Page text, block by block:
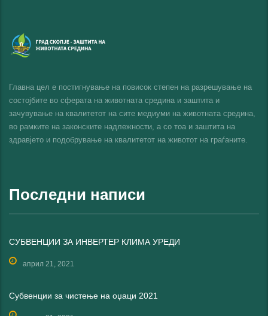
Главна цел е постигнување на повисок степен на разрешување на
состојбите во сферата на животната средина и заштита и
зачувување на квалитетот на сите медиуми на животната средина,
во рамките на законските надлежности, а со тоа и заштита на
здравјето и подобрување на квалитетот на животот на граѓаните.
Последни написи
СУБВЕНЦИИ ЗА ИНВЕРТЕР КЛИМА УРЕДИ
април 21, 2021
Субвенции за чистење на оџаци 2021